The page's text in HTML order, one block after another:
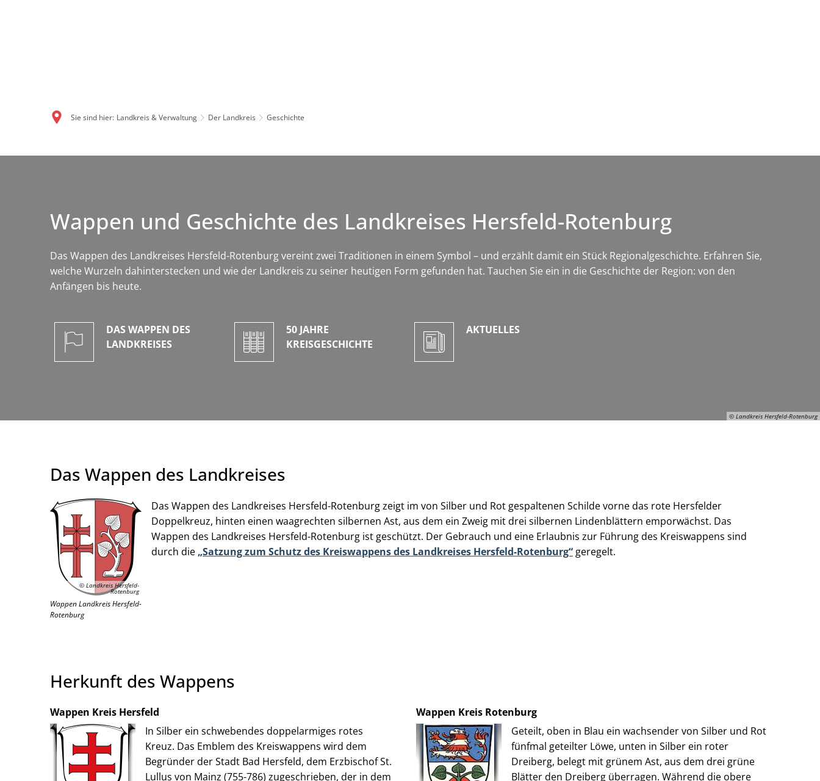
Sie sind hier: Landkreis & Verwaltung Der Landkreis Geschichte
© Landkreis Hersfeld-Rotenburg
Wappen und Geschichte des Landkreises Hersfeld-Rotenburg
Das Wappen des Landkreises Hersfeld-Rotenburg vereint zwei Traditionen in einem Symbol – und erzählt damit ein Stück Regionalgeschichte. Erfahren Sie,
welche Wurzeln dahinterstecken und wie der Landkreis zu seiner heutigen Form gefunden hat. Tauchen Sie ein in die Geschichte der Region: von den
Anfängen bis heute.
DAS WAPPEN DES
LANDKREISES
50 JAHRE
KREISGESCHICHTE
AKTUELLES
Das Wappen des Landkreises
© Landkreis Hersfeld-
Rotenburg
Wappen Landkreis Hersfeld-
Rotenburg
Das Wappen des Landkreises Hersfeld-Rotenburg zeigt im von Silber und Rot gespaltenen Schilde vorne das rote Hersfelder
Doppelkreuz, hinten einen waagrechten silbernen Ast, aus dem ein Zweig mit drei silbernen Lindenblättern emporwächst. Das
Wappen des Landkreises Hersfeld-Rotenburg ist geschützt. Der Gebrauch und eine Erlaubnis zur Führung des Kreiswappens sind
durch die „Satzung zum Schutz des Kreiswappens des Landkreises Hersfeld-Rotenburg“ geregelt.
Herkunft des Wappens
Wappen Kreis Hersfeld
In Silber ein schwebendes doppelarmiges rotes
Kreuz. Das Emblem des Kreiswappens wird dem
Begründer der Stadt Bad Hersfeld, dem Erzbischof St.
Lullus von Mainz (755-786) zugeschrieben, der in dem
Wappen Kreis Rotenburg
Geteilt, oben in Blau ein wachsender von Silber und Rot
fünfmal geteilter Löwe, unten in Silber ein roter
Dreiberg, belegt mit grünem Ast, aus dem drei grüne
Blätter den Dreiberg überragen. Während die obere